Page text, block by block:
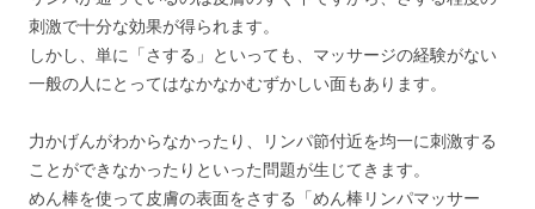
刺激で十分な効果が得られます。
しかし、単に「さする」といっても、マッサージの経験がない
一般の人にとってはなかなかむずかしい面もあります。
力かげんがわからなかったり、リンパ節付近を均一に刺激する
ことができなかったりといった問題が生じてきます。
めん棒を使って皮膚の表面をさする「めん棒リンパマッサー